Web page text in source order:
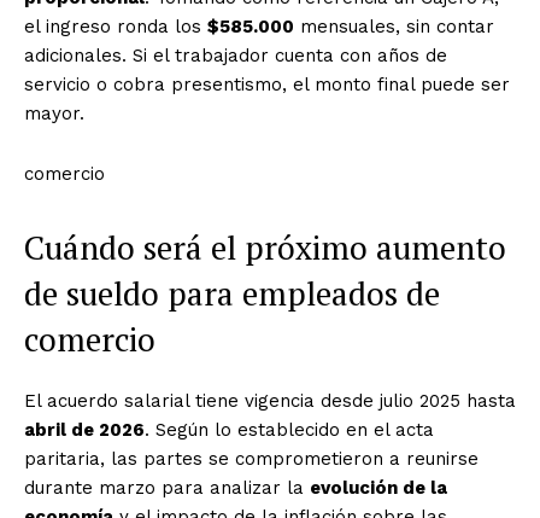
el ingreso ronda los $585.000 mensuales, sin contar
adicionales. Si el trabajador cuenta con años de
servicio o cobra presentismo, el monto final puede ser
mayor.
comercio
Cuándo será el próximo aumento
de sueldo para empleados de
comercio
El acuerdo salarial tiene vigencia desde julio 2025 hasta
abril de 2026. Según lo establecido en el acta
paritaria, las partes se comprometieron a reunirse
durante marzo para analizar la evolución de la